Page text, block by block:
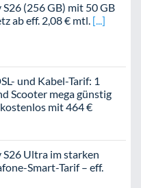
S26 (256 GB) mit 50 GB
ab eff. 2,08 € mtl.
und Kabel-Tarif: 1
Scooter mega günstig
mit 464 €
S26 Ultra im starken
Smart-Tarif – eff.